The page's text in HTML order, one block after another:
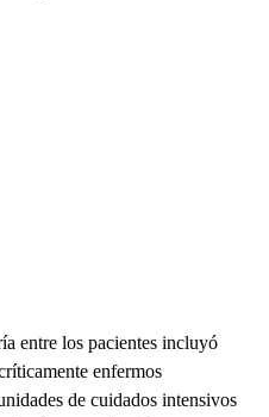
entre los pacientes incluyó
enfermos
de cuidados intensivos